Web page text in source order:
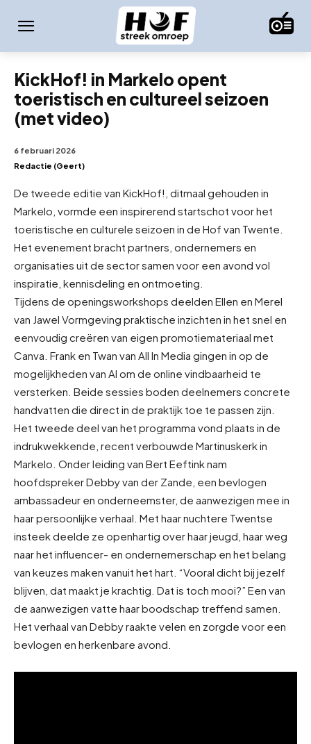
KickHof! in Markelo opent
toeristisch en cultureel seizoen
(met video)
6 februari 2026
Redactie (Geert)
De tweede editie van KickHof!, ditmaal gehouden in
Markelo, vormde een inspirerend startschot voor het
toeristische en culturele seizoen in de Hof van Twente.
Het evenement bracht partners, ondernemers en
organisaties uit de sector samen voor een avond vol
inspiratie, kennisdeling en ontmoeting.
Tijdens de openingsworkshops deelden Ellen en Merel
van Jawel Vormgeving praktische inzichten in het snel en
eenvoudig creëren van eigen promotiemateriaal met
Canva. Frank en Twan van All In Media gingen in op de
mogelijkheden van AI om de online vindbaarheid te
versterken. Beide sessies boden deelnemers concrete
handvatten die direct in de praktijk toe te passen zijn.
Het tweede deel van het programma vond plaats in de
indrukwekkende, recent verbouwde Martinuskerk in
Markelo. Onder leiding van Bert Eeftink nam
hoofdspreker Debby van der Zande, een bevlogen
ambassadeur en onderneemster, de aanwezigen mee in
haar persoonlijke verhaal. Met haar nuchtere Twentse
insteek deelde ze openhartig over haar jeugd, haar weg
naar het influencer- en ondernemerschap en het belang
van keuzes maken vanuit het hart. “Vooral dicht bij jezelf
blijven, dat maakt je krachtig. Dat is toch mooi?” Een van
de aanwezigen vatte haar boodschap treffend samen.
Het verhaal van Debby raakte velen en zorgde voor een
bevlogen en herkenbare avond.